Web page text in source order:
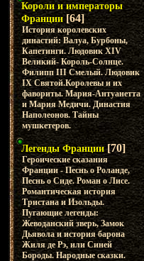
Короли и императоры
Франции [64]
История королевских
династий: Валуа, Бурбоны,
Капетинги. Людовик XIV
Великий- Король-Солнце.
Филипп III Смелый. Людовик
IX Святой.Королевы и их
фавориты. Мария-Антуанетта
и Мария Медичи. Династия
Наполеонов. Тайны
мушкетеров.
Легенды Франции [70]
Героические сказания
Франции - Песнь о Роланде,
Песнь о Сиде. Роман о Лисе.
Романтическая история
Тристана и Изольды.
Пугающие легенды:
Жеводанский зверь, Замок
Дьявола и история барона
Жиля де Рэ, или Синей
Бороды. Народные сказки.